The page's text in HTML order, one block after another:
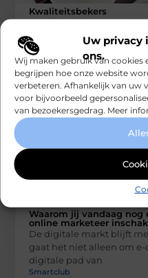
Uw privacy
ons.
Wij maken gebruik van cookies
begrijpen hoe onze website
verbeteren. Afhankelijk van uw
voor bijvoorbeeld
van bezoekersgedrag. Meer
Kwaliteitsbekers
Kwaliteitsbekers: De
het gaat om het
Smartclub
Waarom jij vandaag nog
online marketeer
De digitale markt blijft
gaat het niet alleen om
digitale pad van
Smartclub